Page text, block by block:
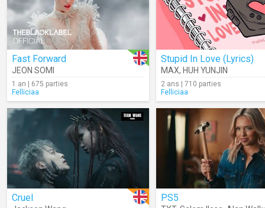
Fast Forward
JEON SOMI
1 an | 675 parties
Felliciaa
Stupid In Love (Lyrics)
MAX, HUH YUNJIN
2 ans | 710 parties
Felliciaa
Cruel PS5